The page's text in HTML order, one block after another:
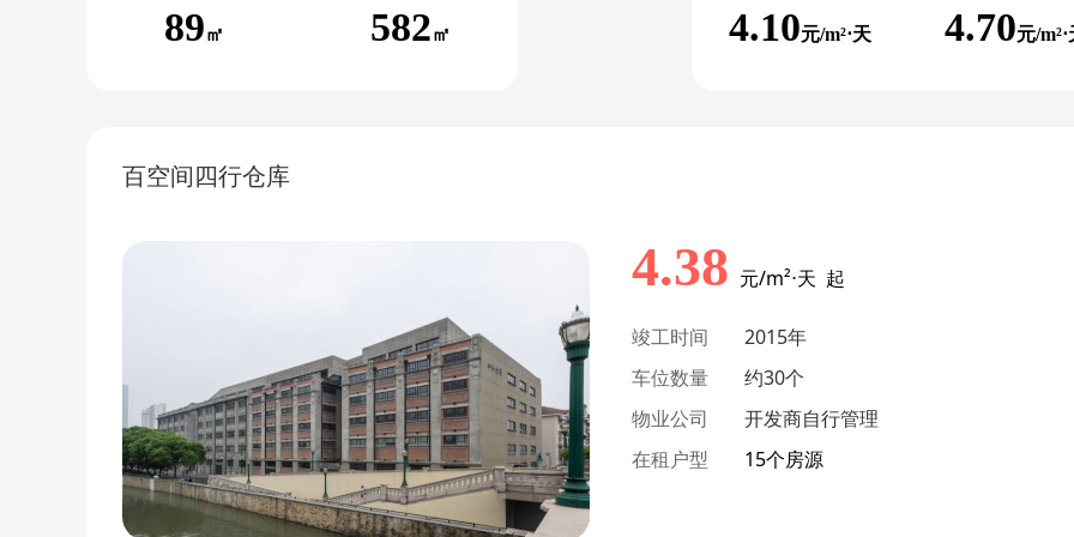
89㎡ 582㎡ 4.10元/m²⋅天 4.70元/m²⋅
百空间四行仓库
4.38 元/m²⋅天 起
竣工时间
2015年
车位数量
约30个
物业公司
开发商自行管理
在租户型
15个房源